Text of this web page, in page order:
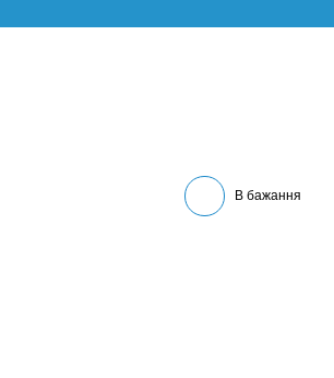
В бажання